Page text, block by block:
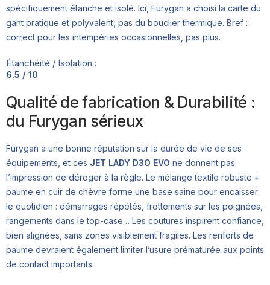
spécifiquement étanche et isolé. Ici, Furygan a choisi la carte du
gant pratique et polyvalent, pas du bouclier thermique. Bref :
correct pour les intempéries occasionnelles, pas plus.
Étanchéité / Isolation :
6.5 / 10
Qualité de fabrication & Durabilité :
du Furygan sérieux
Furygan a une bonne réputation sur la durée de vie de ses
équipements, et ces JET LADY D3O EVO ne donnent pas
l’impression de déroger à la règle. Le mélange textile robuste +
paume en cuir de chèvre forme une base saine pour encaisser
le quotidien : démarrages répétés, frottements sur les poignées,
rangements dans le top-case… Les coutures inspirent confiance,
bien alignées, sans zones visiblement fragiles. Les renforts de
paume devraient également limiter l’usure prématurée aux points
de contact importants.